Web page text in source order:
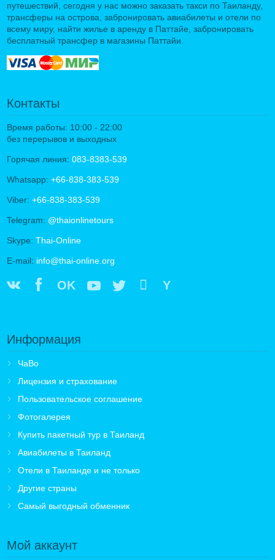
путешествий, сегодня у нас можно заказать такси по Таиланду,
трансферы на острова, забронировать авиабилеты и отели по
всему миру, найти жилье в аренду в Паттайе, забронировать
бесплатный трансфер в магазины Паттайи.
Контакты
Время работы: 10:00 - 22:00
без перерывов и выходных
Горячая линия: 083-8383-539
Whatsapp: +66-838-383-539
Viber: +66-838-383-539
Telegram: @thaionlinetours
Skype: Thai-Online
E-mail: info@thai-online.org
OK Y
Информация
ЧаВо
Лицензия и страхование
Пользовательское соглашение
Фотогалерея
Купить пакетный тур в Таиланд
Авиабилеты в Таиланд
Отели в Таиланде и не только
Другие страны
Самый выгодный обменник
Мой аккаунт